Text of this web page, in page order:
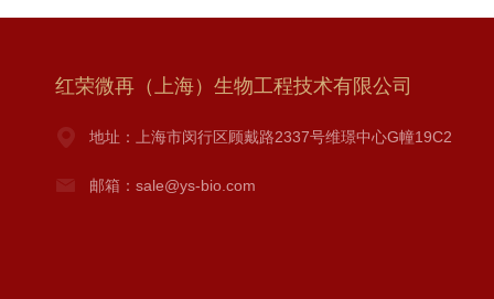
红荣微再（上海）生物工程技术有限公司
地址：上海市闵行区顾戴路2337号维璟中心G幢19C2
邮箱：sale@ys-bio.com